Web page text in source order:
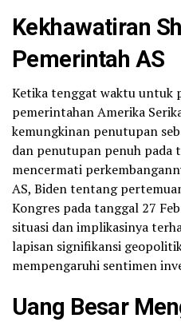
Kekhawatiran
Pemerintah AS
Ketika tenggat waktu untuk
pemerintahan Amerika
kemungkinan penutupan
dan penutupan penuh pada
mencermati
AS, Biden tentang
Kongres pada tanggal 27
situasi dan implikasinya
lapisan signifikansi
mempengaruhi sentimen
Uang Besar